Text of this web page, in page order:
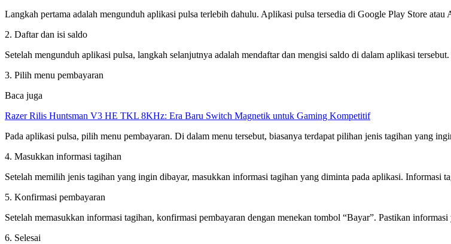
Langkah pertama adalah mengunduh aplikasi pulsa terlebih dahulu. Aplikasi pulsa tersedia di Google Play Store atau
2. Daftar dan isi saldo
Setelah mengunduh aplikasi pulsa, langkah selanjutnya adalah mendaftar dan mengisi saldo di dalam aplikasi
3. Pilih menu pembayaran
Baca juga
Razer Rilis Huntsman V3 HE TKL 8KHz: Era Baru Switch Magnetik untuk Gaming Kompetitif
Pada aplikasi pulsa, pilih menu pembayaran. Di dalam menu tersebut, biasanya terdapat pilihan jenis tagihan yang
4. Masukkan informasi tagihan
Setelah memilih jenis tagihan yang ingin dibayar, masukkan informasi tagihan yang diminta pada aplikasi. Informasi
5. Konfirmasi pembayaran
Setelah memasukkan informasi tagihan, konfirmasi pembayaran dengan menekan tombol “Bayar”. Pastikan
6. Selesai